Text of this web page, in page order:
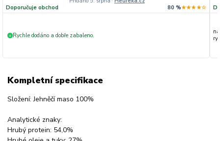
Doporučuje obchod 80 %★★★★☆
+ Rychle dodáno a dobře zabaleno.
Kompletní specifikace
Složení: Jehněčí maso 100%
Analytické znaky:
Hrubý protein: 54,0%